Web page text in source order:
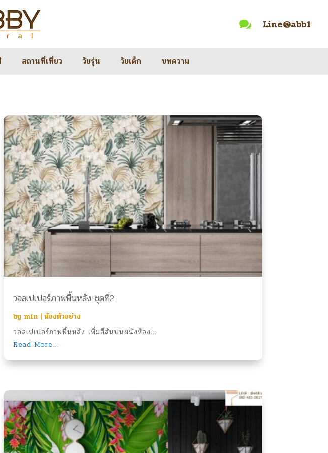
 Line@abb1
สถานที่เที่ยว วัยรุ่น วัยเด็ก บทความ
วอลเปเปอร์ภาพพื้นหลัง ชุดที่2
by min| ห้องตัวอย่าง
วอลเปเปอร์ภาพพื้นหลัง เพิ่มสีสันบนผนังห้อง...
Read More...